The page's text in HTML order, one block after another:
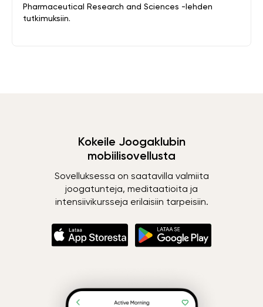
Pharmaceutical Research and Sciences -lehden
tutkimuksiin.
Kokeile Joogaklubin
mobiilisovellusta
Sovelluksessa on saatavilla valmiita
joogatunteja, meditaatioita ja
intensiivikursseja erilaisiin tarpeisiin.